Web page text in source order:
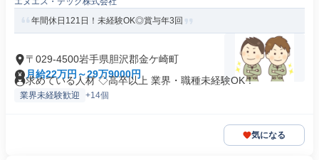
年間休日121日！未経験OK◎賞与年3回
〒029-4500岩手県胆沢郡金ケ崎町
月給22万円～29万9000円
求めている人材 ◇高卒以上 業界・職種未経験OK！
業界未経験歓迎 +14個
気になる